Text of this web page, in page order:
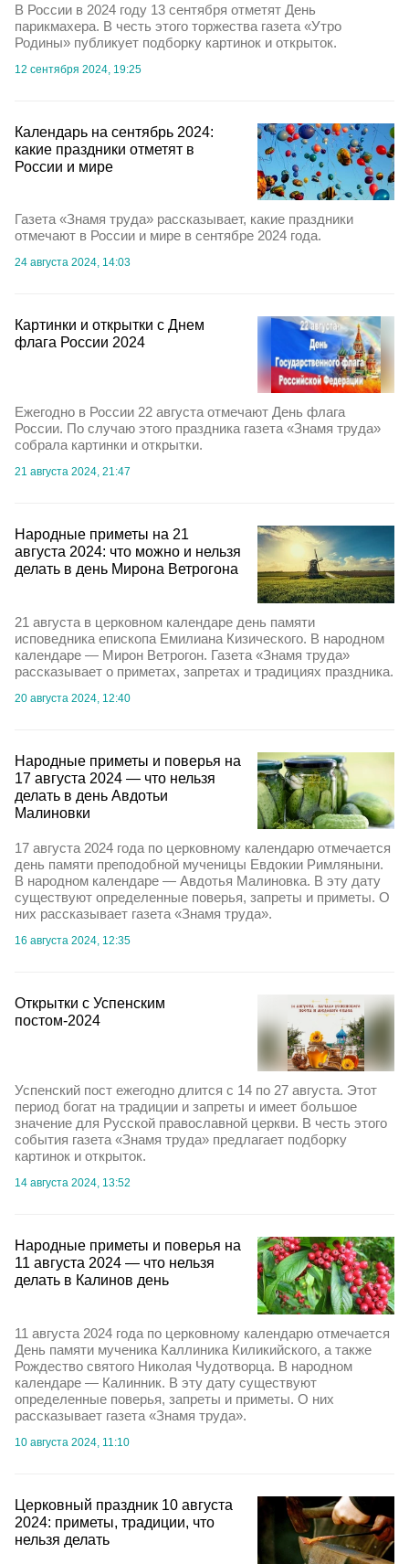
В России в 2024 году 13 сентября отметят День
парикмахера. В честь этого торжества газета «Утро
Родины» публикует подборку картинок и открыток.
12 сентября 2024, 19:25
Календарь на сентябрь 2024:
какие праздники отметят в
России и мире
Газета «Знамя труда» рассказывает, какие праздники
отмечают в России и мире в сентябре 2024 года.
24 августа 2024, 14:03
Картинки и открытки с Днем
флага России 2024
Ежегодно в России 22 августа отмечают День флага
России. По случаю этого праздника газета «Знамя труда»
собрала картинки и открытки.
21 августа 2024, 21:47
Народные приметы на 21
августа 2024: что можно и нельзя
делать в день Мирона Ветрогона
21 августа в церковном календаре день памяти
исповедника епископа Емилиана Кизического. В народном
календаре — Мирон Ветрогон. Газета «Знамя труда»
рассказывает о приметах, запретах и традициях праздника.
20 августа 2024, 12:40
Народные приметы и поверья на
17 августа 2024 — что нельзя
делать в день Авдотьи
Малиновки
17 августа 2024 года по церковному календарю отмечается
день памяти преподобной мученицы Евдокии Римляныни.
В народном календаре — Авдотья Малиновка. В эту дату
существуют определенные поверья, запреты и приметы. О
них рассказывает газета «Знамя труда».
16 августа 2024, 12:35
Открытки с Успенским
постом-2024
Успенский пост ежегодно длится с 14 по 27 августа. Этот
период богат на традиции и запреты и имеет большое
значение для Русской православной церкви. В честь этого
события газета «Знамя труда» предлагает подборку
картинок и открыток.
14 августа 2024, 13:52
Народные приметы и поверья на
11 августа 2024 — что нельзя
делать в Калинов день
11 августа 2024 года по церковному календарю отмечается
День памяти мученика Каллиника Киликийского, а также
Рождество святого Николая Чудотворца. В народном
календаре — Калинник. В эту дату существуют
определенные поверья, запреты и приметы. О них
рассказывает газета «Знамя труда».
10 августа 2024, 11:10
Церковный праздник 10 августа
2024: приметы, традиции, что
нельзя делать